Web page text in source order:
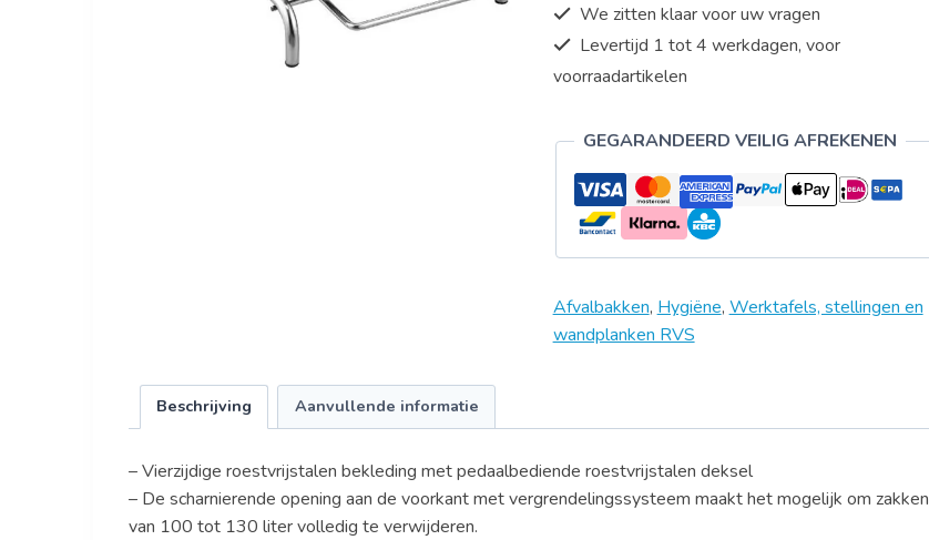
We zitten klaar voor uw vragen
Levertijd 1 tot 4 werkdagen, voor
voorraadartikelen
GEGARANDEERD VEILIG AFREKENEN
Afvalbakken, Hygiëne, Werktafels, stellingen en
wandplanken RVS
Beschrijving Aanvullende informatie
– Vierzijdige roestvrijstalen bekleding met pedaalbediende roestvrijstalen deksel
– De scharnierende opening aan de voorkant met vergrendelingssysteem maakt het mogelijk om zakken
van 100 tot 130 liter volledig te verwijderen.